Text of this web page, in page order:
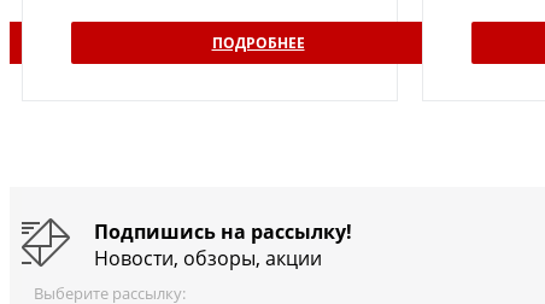
ПОДРОБНЕЕ
Подпишись на рассылку!
Новости, обзоры, акции
Выберите рассылку: